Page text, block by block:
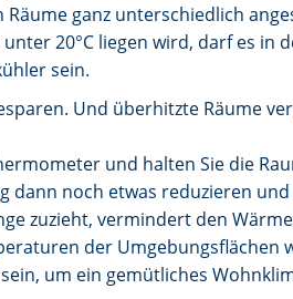
ganz unterschiedlich
20°C liegen wird, darf es in
sein.
Und überhitzte Räume
und halten Sie die
noch etwas reduzieren
zuzieht, vermindert den
der Umgebungsflächen
um ein gemütliches